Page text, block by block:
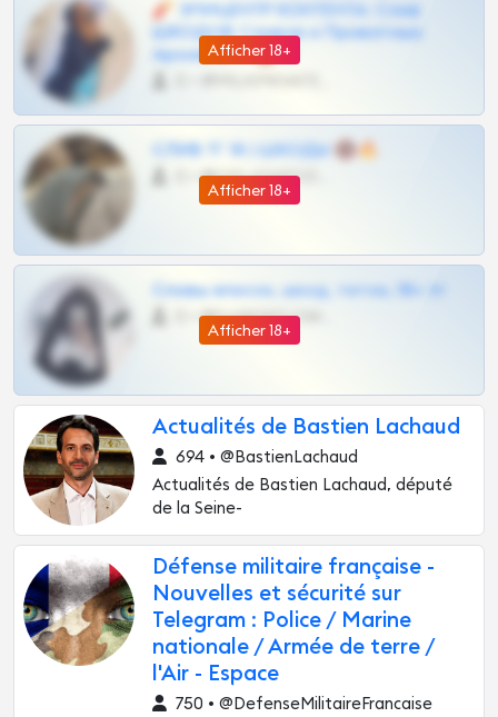
Afficher 18+
🧨 ЭПИЦЕНТР КОНТЕНТА: Слив
ШКОДОВ Сливов и Приватных
Архивов ТГ 🔞💎
Afficher 18+
СЛИВ ТГ 18 | ШКОДЫ 🔞🔥
0 •
Afficher 18+
Сливы вписок, шкод, теток, 18+ тг
0 •
Actualités de Bastien Lachaud
694 • @BastienLachaud
Actualités de Bastien Lachaud, député
de la Seine-
Défense militaire française -
Nouvelles et sécurité sur
Telegram : Police / Marine
nationale / Armée de terre /
l'Air - Espace
750 • @DefenseMilitaireFrancaise